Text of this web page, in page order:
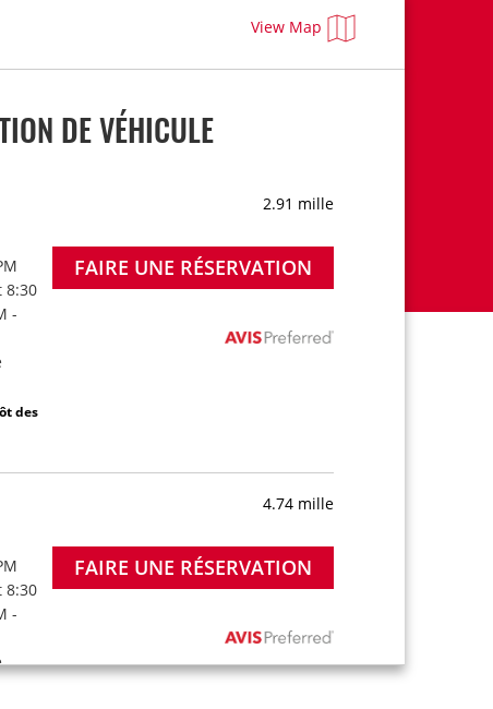
View Map
DE VÉHICULE
2.91 mille
8:30
-
des
FAIRE UNE RÉSERVATION
4.74 mille
8:30
-
FAIRE UNE RÉSERVATION